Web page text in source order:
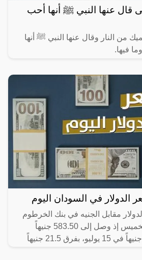
قال عنها النبي ﷺ أنها أحب
من النار وقال عنها النبي ﷺ أنها
فيها.
الدولار في السودان اليوم
مقابل الجنيه في بنك الخرطوم
زيادة كبيرة اليوم الخميس إذ وصل إلى 583.50 جنيهاً
للشراء مقابل 562 جنيهاً في 15 يوليو، بفرق 21.5 جنيهاً